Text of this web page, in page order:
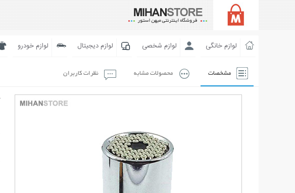
لوازم خانگی لوازم شخصی لوازم دیجیتال لوازم خودرو
مشخصات محصولات مشابه نظرات کاربران